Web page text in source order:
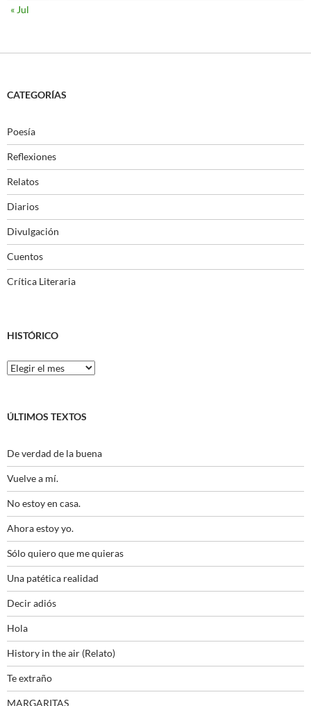
« Jul
CATEGORÍAS
Poesía
Reflexiones
Relatos
Diarios
Divulgación
Cuentos
Crítica Literaria
HISTÓRICO
Histórico
ÚLTIMOS TEXTOS
De verdad de la buena
Vuelve a mí.
No estoy en casa.
Ahora estoy yo.
Sólo quiero que me quieras
Una patética realidad
Decir adiós
Hola
History in the air (Relato)
Te extraño
MARGARITAS